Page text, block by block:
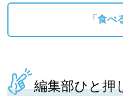
「食べ
編集部ひと押